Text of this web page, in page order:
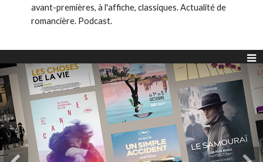
avant-premières, à l'affiche, classiques. Actualité de
romancière. Podcast.